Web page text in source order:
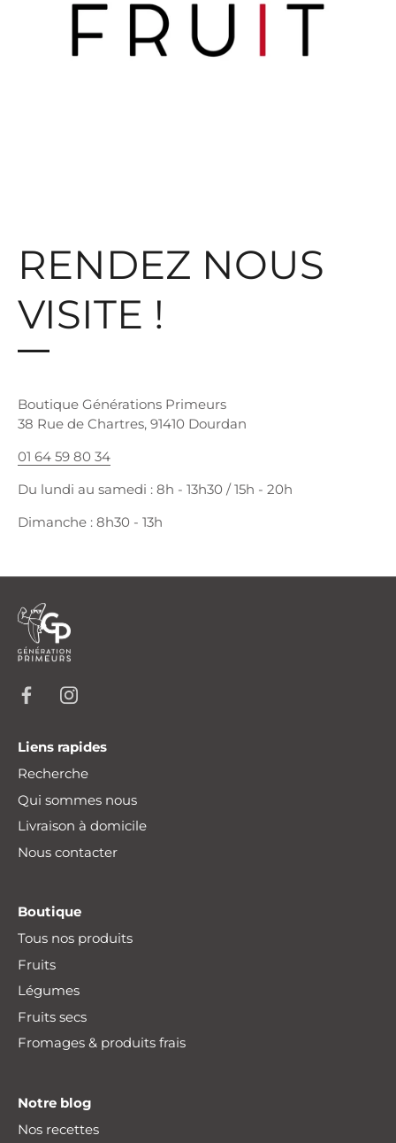
RENDEZ NOUS
VISITE !
Boutique Générations Primeurs
38 Rue de Chartres, 91410 Dourdan
01 64 59 80 34
Du lundi au samedi : 8h - 13h30 / 15h - 20h
Dimanche : 8h30 - 13h
Liens rapides
Recherche
Qui sommes nous
Livraison à domicile
Nous contacter
Boutique
Tous nos produits
Fruits
Légumes
Fruits secs
Fromages & produits frais
Notre blog
Nos recettes